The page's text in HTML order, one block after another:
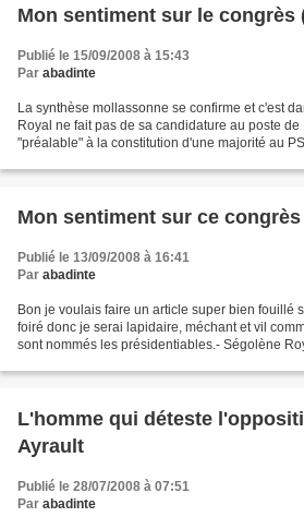
Mon sentiment sur le congrès
Publié le 15/09/2008 à 15:43
Par abadinte
La synthèse mollassonne se confirme et c'est
Royal ne fait pas de sa candidature au poste
"préalable" à la constitution d'une majorité au
Mon sentiment sur ce congrès
Publié le 13/09/2008 à 16:41
Par abadinte
Bon je voulais faire un article super bien fouillé
foiré donc je serai lapidaire, méchant et vil
sont nommés les présidentiables.- Ségolène
L'homme qui déteste
Ayrault
Publié le 28/07/2008 à 07:51
Par abadinte